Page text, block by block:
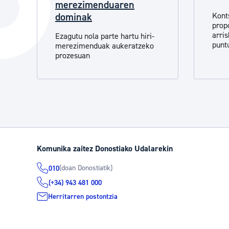
Hiria
Hiria ezagutu
Albisteak
Abisuak
merezimenduaren
dominak
Ezagutu nola parte hartu hiri-
merezimenduak aukeratzeko
prozesuan
Komunika zaitez Donostiako Udalarekin
010(doan Donostiatik)
(+34) 943 481 000
Herritarren postontzia